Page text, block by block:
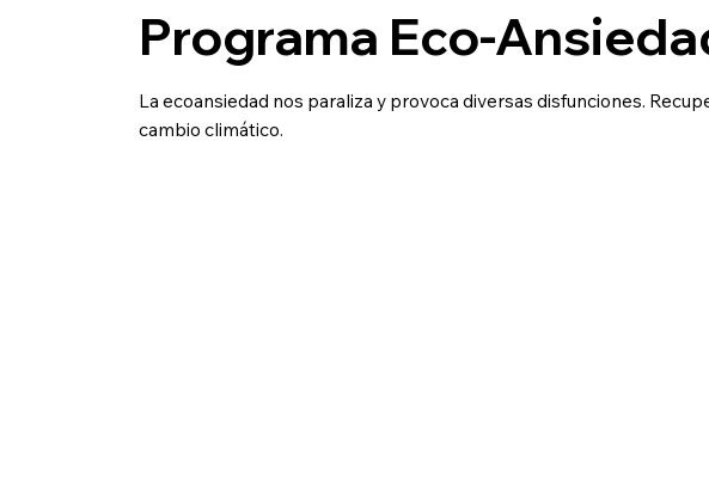
Programa Eco-
La ecoansiedad nos paraliza y provoca diversas disfunciones.
cambio climático.